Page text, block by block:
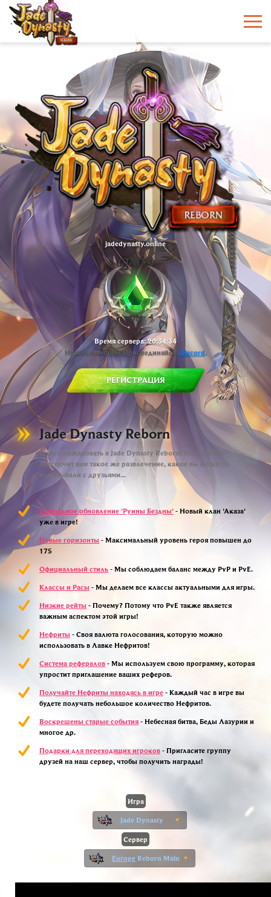
СТАТУС
Время сервера:20:34:35
Нужна помощь? Присоединяйся. Discord.
РЕГИСТРАЦИЯ
jadedynasty.online
Jade Dynasty Reborn
Добро пожаловать в Jade Dynasty Reborn! Наш сервер
обеспечит вам такое же развлечение, какое вы когда-то
испытывали с друзьями...
Глобальное обновление 'Руины Бездны' - Новый клан 'Аказа'
уже в игре!
Новые горизонты - Максимальный уровень героя повышен до
175
Официальный стиль - Мы соблюдаем баланс между PvP и PvE.
Классы и Расы - Мы делаем все классы актуальными для игры.
Низкие рейты - Почему? Потому что PvE также является
важным аспектом этой игры!
Нефриты - Своя валюта голосования, которую можно
использовать в Лавке Нефритов!
Система рефералов - Мы используем свою программу, которая
упростит приглашение ваших реферов.
Получайте Нефриты находясь в игре - Каждый час в игре вы
будете получать небольшое количество Нефритов.
Воскрешены старые события - Небесная битва, Беды Лазурии и
многое др.
Подарки для переходящих игроков - Пригласите группу
друзей на наш сервер, чтобы получить награды!
Игра
Jade Dynasty
Сервер
Europe Reborn Main